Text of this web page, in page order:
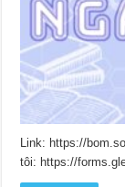
Link: https://
tôi: https://